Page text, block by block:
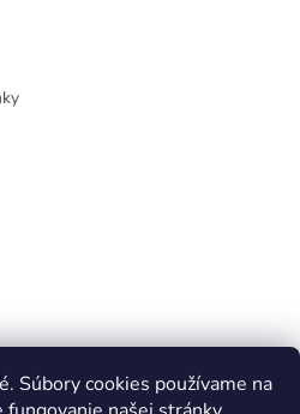
Súbory cookies používame na